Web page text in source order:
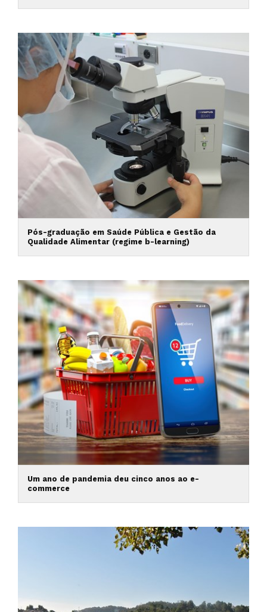
Pós-graduação em Saúde Pública e Gestão da
Qualidade Alimentar (regime b-learning)
Um ano de pandemia deu cinco anos ao e-
commerce